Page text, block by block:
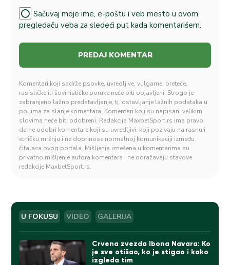
Sačuvaj moje ime, e-poštu i veb mesto u ovom
pregledaču veba za sledeći put kada komentarišem.
Komentari koji sadrže psovke, uvredljive, vulgarne, preteće,
rasističke ili šovinističke poruke neće biti objavljeni. Strogo je
zabranjeno lažno predstavljanje, tj. ostavljanje lažnih podataka u
poljima za slanje komentara. Komentari koji su napisani velikim
slovima neće biti odobreni. Redakcija MaxbetSport.rs ima pravo
da ne odobri komentare koji su uvredljivi, koji pozivaju na rasnu i
etničku mržnju i ne doprinose normalnoj komunikaciji između
čitalaca ovog portala. Mišljenja iznešena u komentarima su
privatno mišljenje autora komentara i ne odražavaju stavove
redakcije MaxbetSport.rs.
U FOKUSU VIDEO GALERIJA
Crvena zvezda Ibona Navara: Ko
je sve otišao, ko je stigao i kako
izgleda tim